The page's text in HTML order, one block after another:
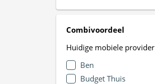
Combivoordeel
Huidige mobiele provider
Ben
Budget Thuis